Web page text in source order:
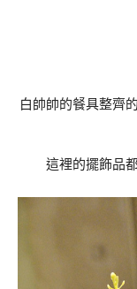
白帥帥的餐具整齊
這裡的擺飾品